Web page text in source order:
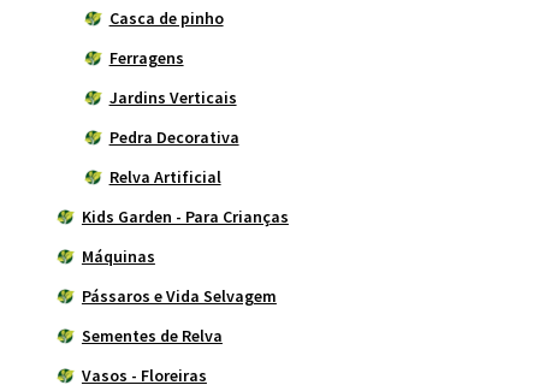
Casca de pinho
Ferragens
Jardins Verticais
Pedra Decorativa
Relva Artificial
Kids Garden - Para Crianças
Máquinas
Pássaros e Vida Selvagem
Sementes de Relva
Vasos - Floreiras